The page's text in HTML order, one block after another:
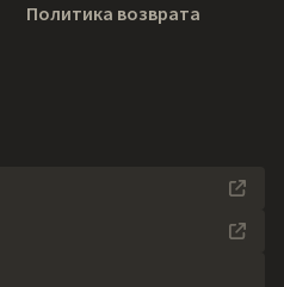
Политика возврата